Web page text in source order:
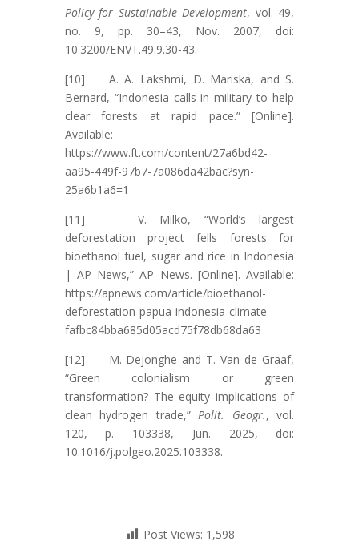
Policy for Sustainable Development, vol. 49,
no. 9, pp. 30–43, Nov. 2007, doi:
10.3200/ENVT.49.9.30-43.
[10] A. A. Lakshmi, D. Mariska, and S.
Bernard, “Indonesia calls in military to help
clear forests at rapid pace.” [Online].
Available:
https://www.ft.com/content/27a6bd42-
aa95-449f-97b7-7a086da42bac?syn-
25a6b1a6=1
[11] V. Milko, “World’s largest
deforestation project fells forests for
bioethanol fuel, sugar and rice in Indonesia
| AP News,” AP News. [Online]. Available:
https://apnews.com/article/bioethanol-
deforestation-papua-indonesia-climate-
fafbc84bba685d05acd75f78db68da63
[12] M. Dejonghe and T. Van de Graaf,
“Green colonialism or green
transformation? The equity implications of
clean hydrogen trade,”Polit. Geogr., vol.
120, p. 103338, Jun. 2025, doi:
10.1016/j.polgeo.2025.103338.
Post Views: 1,598